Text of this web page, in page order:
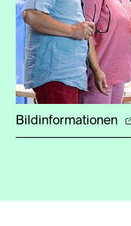
Bildinformationen